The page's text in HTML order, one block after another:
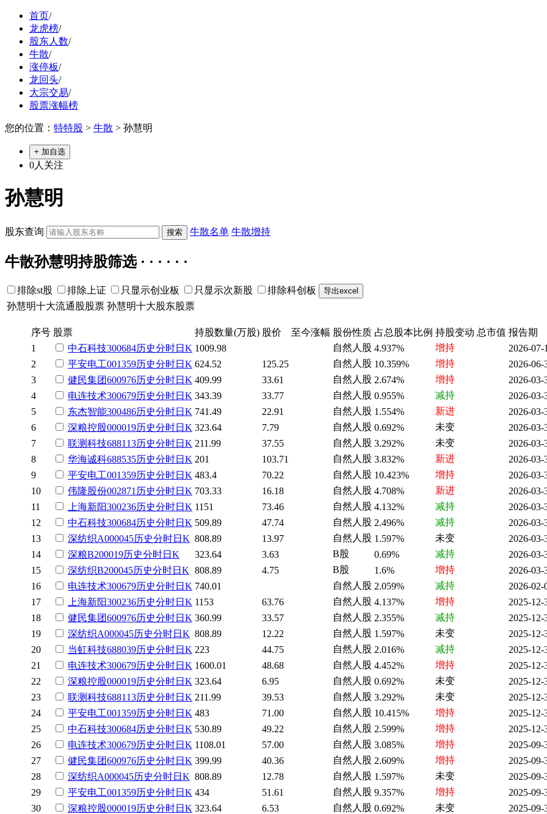
首页/
龙虎榜/
股东人数/
牛散/
涨停板/
龙回头/
大宗交易/
股票涨幅榜
您的位置： 特特股 > 牛散 > 孙慧明
+ 加自选
0人关注
孙慧明
股东查询 牛散名单 牛散增持
牛散孙慧明持股筛选 · · · · · ·
排除st股 排除上证 只显示创业板 只显示次新股
排除科创板
孙慧明十大流通股股票 孙慧明十大股东股票
序号 股票 持股数量(万股) 股价 至今涨幅 股份性质 占总股本比例 持股变动 总市值 报告期
1
中石科技300684历史分时日K 1009.98 自然人股 4.937% 增持
2026-07-
2
平安电工001359历史分时日K 624.52 125.25 自然人股 10.359% 增持
2026-06-
3
健民集团600976历史分时日K 409.99 33.61 自然人股 2.674% 增持
2026-03-
4
电连技术300679历史分时日K 343.39 33.77 自然人股 0.955% 减持
2026-03-
5
东杰智能300486历史分时日K 741.49 22.91 自然人股 1.554% 新进
2026-03-
6
深粮控股000019历史分时日K 323.64 7.79 自然人股 0.692% 未变
2026-03-
7
联测科技688113历史分时日K 211.99 37.55 自然人股 3.292% 未变
2026-03-
8
华海诚科688535历史分时日K 201 103.71 自然人股 3.832% 新进
2026-03-
9
平安电工001359历史分时日K 483.4 70.22 自然人股 10.423% 增持
2026-03-
10
伟隆股份002871 历史分时日K 703.33 16.18 自然人股 4.708% 新进
2026-03-
11
上海新阳300236历史分时日K 1151 73.46 自然人股 4.132% 减持
2026-03-
12
中石科技300684历史分时日K 509.89 47.74 自然人股 2.496% 减持
2026-03-
13
深纺织A000045历史分时日K 808.89 13.97 自然人股 1.597% 未变
2026-03-
14
深粮B200019历史分时日K 323.64 3.63 B股 0.69% 减持
2026-03-
15
深纺织B200045历史分时日K 808.89 4.75 B股 1.6% 增持
2026-03-
16
电连技术300679历史分时日K 740.01 自然人股 2.059% 减持
2026-02-
17
上海新阳300236历史分时日K 1153 63.76 自然人股 4.137% 增持
2025-12-
18
健民集团600976历史分时日K 360.99 33.57 自然人股 2.355% 减持
2025-12-
19
深纺织A000045历史分时日K 808.89 12.22 自然人股 1.597% 未变
2025-12-
20
当虹科技688039历史分时日K 223 44.75 自然人股 2.016% 减持
2025-12-
21
电连技术300679历史分时日K 1600.01 48.68 自然人股 4.452% 增持
2025-12-
22
深粮控股000019历史分时日K 323.64 6.95 自然人股 0.692% 未变
2025-12-
23
联测科技688113历史分时日K 211.99 39.53 自然人股 3.292% 未变
2025-12-
24
平安电工001359历史分时日K 483 71.00 自然人股 10.415% 增持
2025-12-
25
中石科技300684历史分时日K 530.89 49.22 自然人股 2.599% 增持
2025-12-
26
电连技术300679历史分时日K 1108.01 57.00 自然人股 3.085% 增持
2025-09-
27
健民集团600976历史分时日K 399.99 40.36 自然人股 2.609% 增持
2025-09-
28
深纺织A000045历史分时日K 808.89 12.78 自然人股 1.597% 未变
2025-09-
29
平安电工001359历史分时日K 434 51.61 自然人股 9.357% 增持
2025-09-
30
深粮控股000019历史分时日K 323.64 6.53 自然人股 0.692% 未变
2025-09-